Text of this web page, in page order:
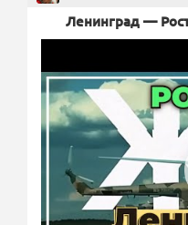
Ленинград —